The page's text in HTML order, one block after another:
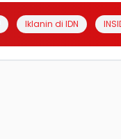
Iklanin di IDN